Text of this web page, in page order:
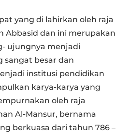
yang di lahirkan oleh raja
Abbasid dan ini merupakan
ujungnya menjadi
sangat besar dan
institusi pendidikan
karya-karya yang
oleh raja
Al-Mansur, bernama
berkuasa dari tahun 786 –